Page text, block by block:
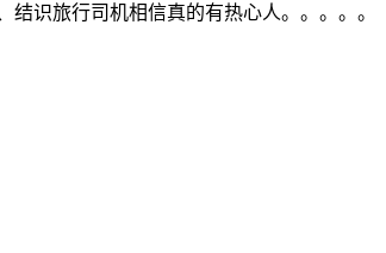
识旅行司机相信真的有热心人。。。。。